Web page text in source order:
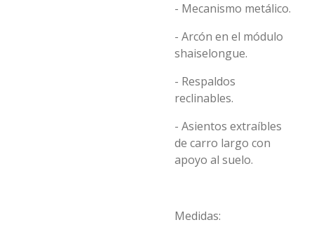
- Mecanismo metálico.
- Arcón en el módulo
shaiselongue.
- Respaldos
reclinables.
- Asientos extraíbles
de carro largo con
apoyo al suelo.
Medidas: